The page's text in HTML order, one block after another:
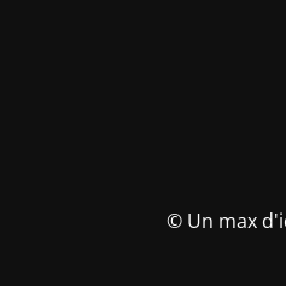
© Un max